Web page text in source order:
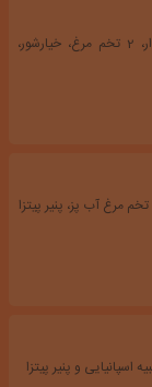
2 عدد نون مینی برگر، پنیر چدار، 2 تخم مرغ، خیارشور،